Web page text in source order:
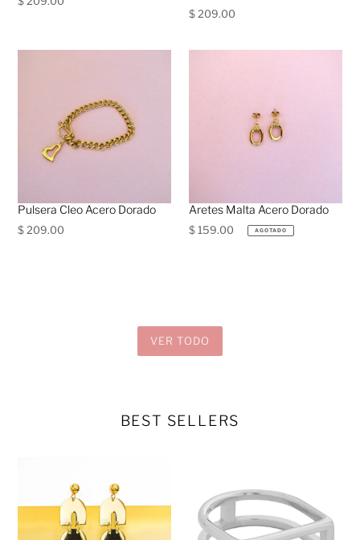
Precio
$ 209.00
Pulsera Cleo Acero Dorado
Precio
$ 209.00
Aretes Malta Acero Dorado
Precio
$ 159.00 AGOTADO
VER TODO
BEST SELLERS